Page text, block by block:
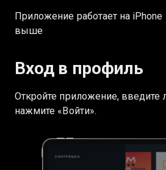
Приложение работает на iPhone
выше
Вход в профиль
Откройте приложение, введите
нажмите «Войти».